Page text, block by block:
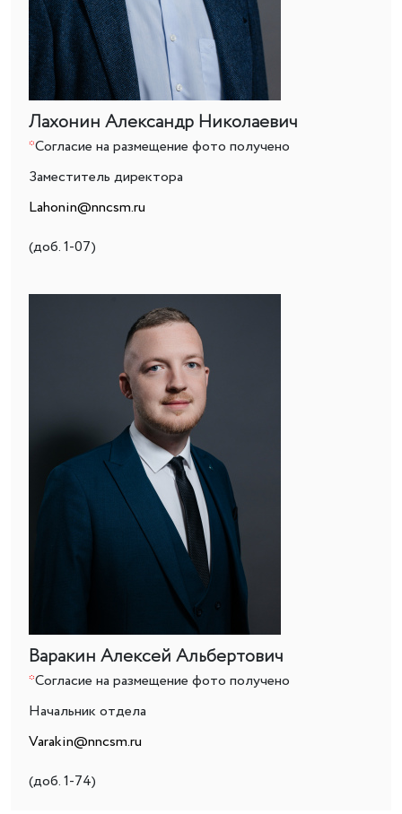
Лахонин Александр Николаевич
*Согласие на размещение фото получено
Заместитель директора
Lahonin@nncsm.ru
(доб. 1-07)
Варакин Алексей Альбертович
*Согласие на размещение фото получено
Начальник отдела
Varakin@nncsm.ru
(доб. 1-74)